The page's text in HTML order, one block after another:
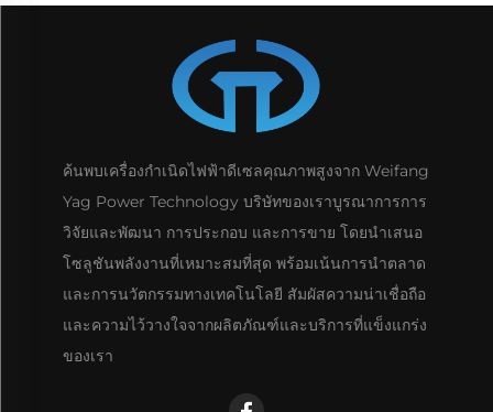
ค้นพบเครื่องกำเนิดไฟฟ้าดีเซลคุณภาพสูงจาก Weifang
Yag Power Technology บริษัทของเราบูรณาการการ
วิจัยและพัฒนา การประกอบ และการขาย โดยนำเสนอ
โซลูชันพลังงานที่เหมาะสมที่สุด พร้อมเน้นการนำตลาด
และการนวัตกรรมทางเทคโนโลยี สัมผัสความน่าเชื่อถือ
และความไว้วางใจจากผลิตภัณฑ์และบริการที่แข็งแกร่ง
ของเรา